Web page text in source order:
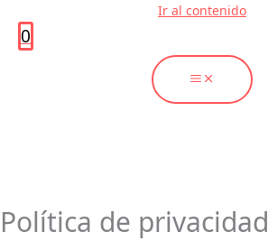
Ir al contenido
0
Política de privacidad